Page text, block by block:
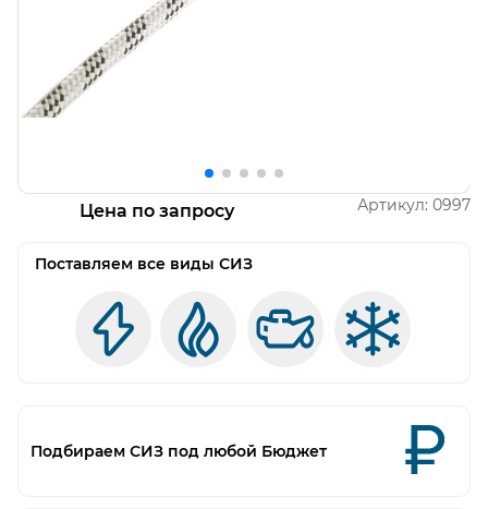
Открыть изображение
Цена по запросу Артикул: 0997
Поставляем все виды СИЗ
Подбираем СИЗ под любой Бюджет